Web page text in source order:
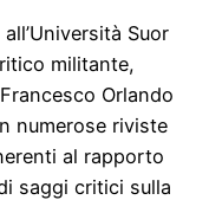
Suor
militante,
Orlando
numerose riviste
al rapporto
saggi critici sulla